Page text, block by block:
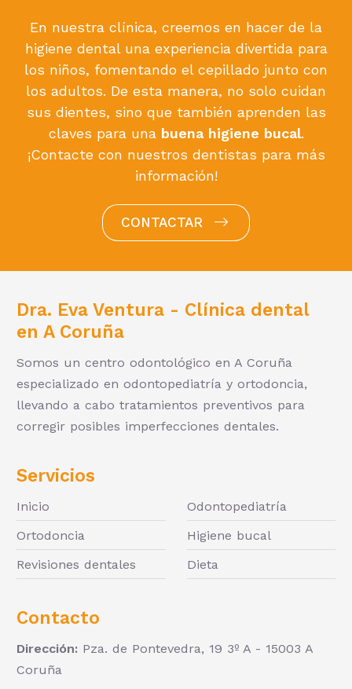
En nuestra clínica, creemos en hacer de la
higiene dental una experiencia divertida para
los niños, fomentando el cepillado junto con
los adultos. De esta manera, no solo cuidan
sus dientes, sino que también aprenden las
claves para una buena higiene bucal.
¡Contacte con nuestros dentistas para más
información!
CONTACTAR
Dra. Eva Ventura - Clínica dental
en A Coruña
Somos un centro odontológico en A Coruña
especializado en odontopediatría y ortodoncia,
llevando a cabo tratamientos preventivos para
corregir posibles imperfecciones dentales.
Servicios
Inicio
Odontopediatría
Ortodoncia
Higiene bucal
Revisiones dentales
Dieta
Contacto
Dirección: Pza. de Pontevedra, 19 3º A - 15003 A
Coruña